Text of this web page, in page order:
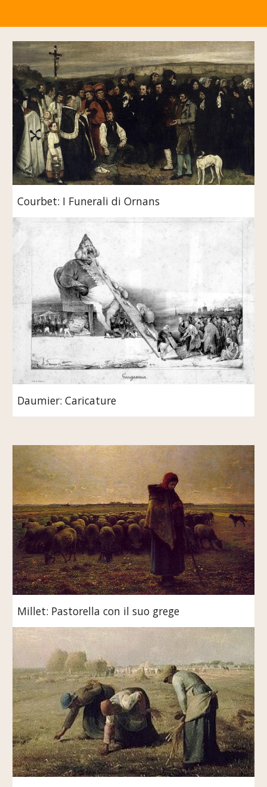
Courbet: I Funerali di Ornans
Daumier: Caricature
Millet: Pastorella con il suo grege